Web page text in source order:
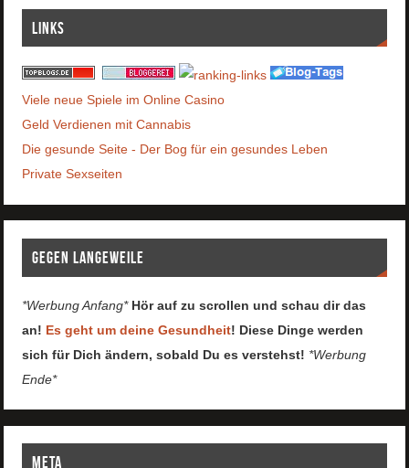
Links
Viele neue Spiele im Online Casino
Geld Verdienen mit Cannabis
Die gesunde Seite - Der Bog für ein gesundes Leben
Private Sexseiten
Gegen Langeweile
*Werbung Anfang* Hör auf zu scrollen und schau dir das
an! Es geht um deine Gesundheit! Diese Dinge werden
sich für Dich ändern, sobald Du es verstehst! *Werbung
Ende*
Meta